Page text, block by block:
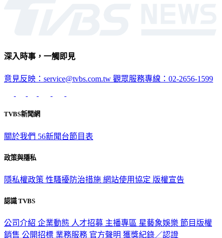
深入時事，一觸即見
意見反映：service@tvbs.com.tw 觀眾服務專線：02-2656-1599
TVBS新聞網
關於我們 56新聞台節目表
政策與隱私
隱私權政策 性騷擾防治措施 網站使用協定 版權宣告
認識 TVBS
公司介紹 企業動態 人才招募 主播專區 星藝象娛樂 節目版權
銷售 公開招標 業務服務 官方聲明 獲獎紀錄／認證